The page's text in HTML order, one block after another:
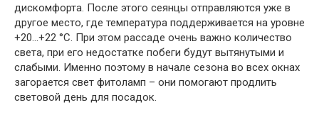
дискомфорта. После этого сеянцы отправляются уже в
другое место, где температура поддерживается на уровне
+20…+22 °C. При этом рассаде очень важно количество
света, при его недостатке побеги будут вытянутыми и
слабыми. Именно поэтому в начале сезона во всех окнах
загорается свет фитоламп – они помогают продлить
световой день для посадок.